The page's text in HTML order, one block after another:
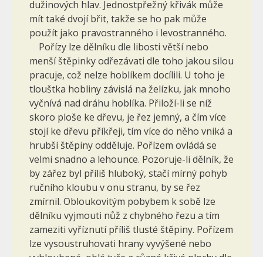
dužinových hlav. Jednostpřežný křivák může
mít také dvojí břit, takže se ho pak může
použít jako pravostranného i levostranného.
Pořízy lze dělníku dle libosti větší nebo
menší štěpinky odřezá­vati dle toho jakou silou
pracuje, což nelze hoblíkem docílili. U toho je
tlouštka hobliny závislá na želízku, jak mnoho
vyčnívá nad dráhu hob­líka. Přiloží-li se níž
skoro ploše ke dřevu, je řez jemný, a čím více
stojí ke dřevu příkřeji, tím více do něho vniká a
hrubší štěpiny odděluje. Pořízem ovládá se
velmi snadno a lehounce. Pozoruje-li dělník, že
by zářez byl příliš hluboký, stačí mírný pohyb
ručního kloubu v onu stranu, by se řez
zmírnil. Obloukovitým pobybem k sobě lze
dělníku vyjmouti nůž z chybného řezu a tím
zameziti vyříznutí příliš tlusté štěpiny. Pořízem
lze vysoustruhovati hrany vyvýšené nebo